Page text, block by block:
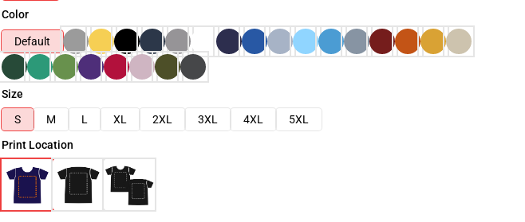
Color
Default
Size
S
M L XL 2XL 3XL 4XL
5XL
Print Location